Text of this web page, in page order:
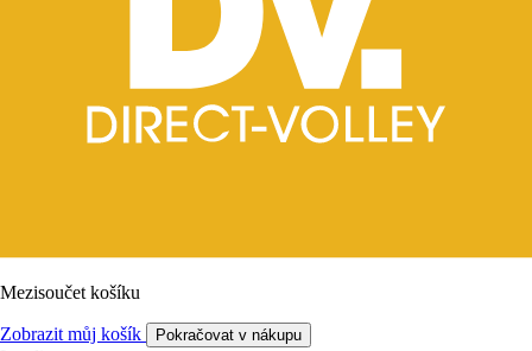
Mezisoučet košíku
Zobrazit můj košík Pokračovat v nákupu